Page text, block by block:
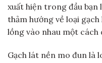
xuất hiện trong đầu
thảm hướng về loại
lồng vào nhau một cách
Gạch lát nền mo đun là